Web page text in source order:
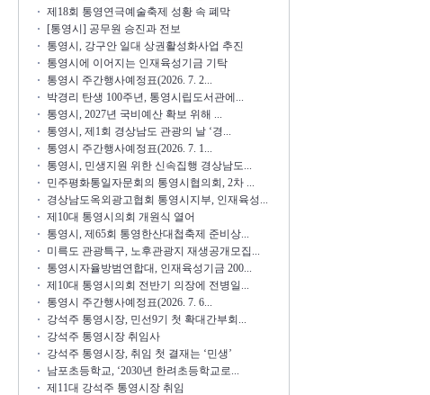
제18회 통영연극예술축제 성황 속 폐막
[통영시] 공무원 승진과 전보
통영시, 강구안 일대 상권활성화사업 추진
통영시에 이어지는 인재육성기금 기탁
통영시 주간행사예정표(2026. 7. 2...
박경리 탄생 100주년, 통영시립도서관에...
통영시, 2027년 국비예산 확보 위해 ...
통영시, 제1회 경상남도 관광의 날 ‘경...
통영시 주간행사예정표(2026. 7. 1...
통영시, 민생지원 위한 신속집행 경상남도...
민주평화통일자문회의 통영시협의회, 2차 ...
경상남도옥외광고협회 통영시지부, 인재육성...
제10대 통영시의회 개원식 열어
통영시, 제65회 통영한산대첩축제 준비상...
미륵도 관광특구, 노후관광지 재생공개모집...
통영시자율방범연합대, 인재육성기금 200...
제10대 통영시의회 전반기 의장에 전병일...
통영시 주간행사예정표(2026. 7. 6...
강석주 통영시장, 민선9기 첫 확대간부회...
강석주 통영시장 취임사
강석주 통영시장, 취임 첫 결재는 ‘민생’
남포초등학교, ‘2030년 한려초등학교로...
제11대 강석주 통영시장 취임